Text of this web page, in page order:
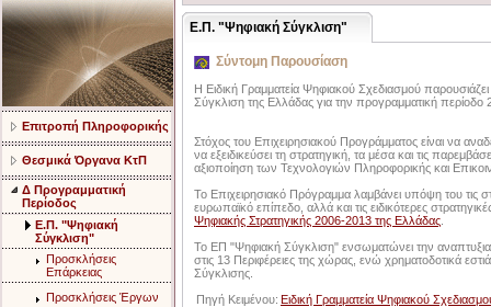
Επιτροπή Πληροφορικής
Θεσμικά Όργανα ΚτΠ
Δ Προγραμματική
Περίοδος
Ε.Π. "Ψηφιακή
Σύγκλιση"
Προσκλήσεις
Επάρκειας
Προσκλήσεις Έργων
Ε.Π. "Ψηφιακή Σύγκλιση"
Σύντομη Παρουσίαση
Η Ειδική Γραμματεία Ψηφιακού Σχεδιασμού
Σύγκλιση της Ελλάδας για την προγραμματική περίοδο
Στόχος του Επιχειρησιακού Προγράμματος είναι να
να εξειδικεύσει τη στρατηγική, τα μέσα και τις
αξιοποίηση των Τεχνολογιών Πληροφορικής και
Το Επιχειρησιακό Πρόγραμμα λαμβάνει υπόψη του τις
ευρωπαϊκό επίπεδο, αλλά και τις ειδικότερες
Ψηφιακής Στρατηγικής 2006-2013 της Ελλάδας
Το ΕΠ "Ψηφιακή Σύγκλιση" ενσωματώνει την
στις 13 Περιφέρειες της χώρας, ενώ χρηματοδοτικά
Σύγκλισης.
Πηγή Κειμένου: Ειδική Γραμματεία Ψηφιακού